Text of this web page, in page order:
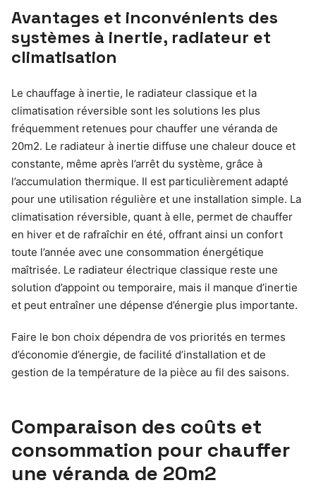
Avantages et inconvénients des
systèmes à inertie, radiateur et
climatisation
Le chauffage à inertie, le radiateur classique et la
climatisation réversible sont les solutions les plus
fréquemment retenues pour chauffer une véranda de
20m2. Le radiateur à inertie diffuse une chaleur douce et
constante, même après l’arrêt du système, grâce à
l’accumulation thermique. Il est particulièrement adapté
pour une utilisation régulière et une installation simple. La
climatisation réversible, quant à elle, permet de chauffer
en hiver et de rafraîchir en été, offrant ainsi un confort
toute l’année avec une consommation énergétique
maîtrisée. Le radiateur électrique classique reste une
solution d’appoint ou temporaire, mais il manque d’inertie
et peut entraîner une dépense d’énergie plus importante.
Faire le bon choix dépendra de vos priorités en termes
d’économie d’énergie, de facilité d’installation et de
gestion de la température de la pièce au fil des saisons.
Comparaison des coûts et
consommation pour chauffer
une véranda de 20m2